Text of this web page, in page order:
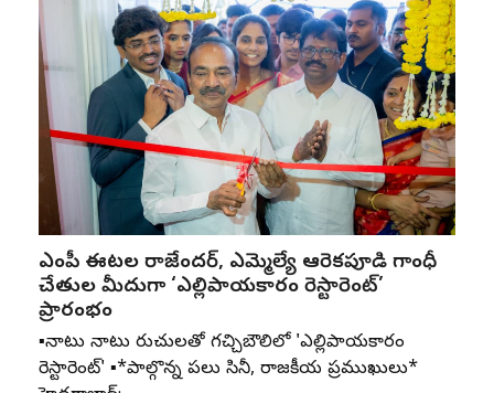
ఎంపీ ఈటల రాజేందర్, ఎమ్మెల్యే ఆరెకపూడి గాంధీ
చేతుల మీదుగా ‘ఎల్లిపాయకారం రెస్టారెంట్’
ప్రారంభం
▪️నాటు నాటు రుచులతో గచ్చిబౌలిలో 'ఎల్లిపాయకారం
రెస్టారెంట్' ▪️*పాల్గొన్న పలు సినీ, రాజకీయ ప్రముఖులు*